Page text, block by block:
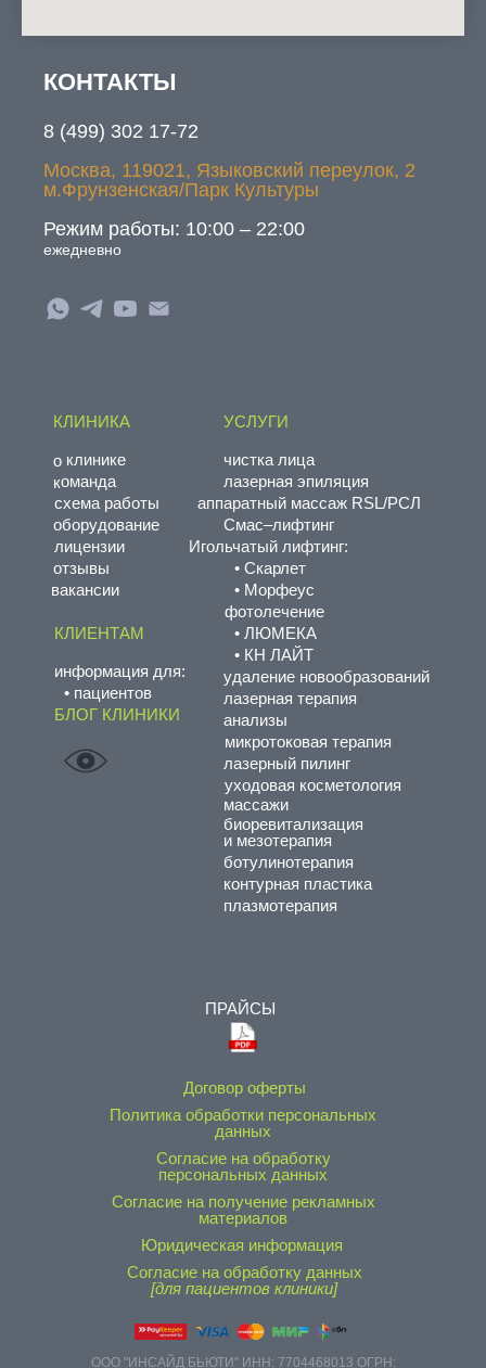
КОНТАКТЫ
8 (499) 302 17-72
Москва, 119021, Языковский переулок, 2
м.Фрунзенская/Парк Культуры
Режим работы: 10:00 – 22:00
ежедневно
• покупателей
КЛИЕНТАМ
лазерная эпиляция
УСЛУГИ
чистка лица
анализы
лазерная терапия
уходовая косметология
лазерный пилинг
Смас–лифтинг
микротоковая терапия
удаление новообразований
фотолечение
Игольчатый лифтинг:
• лица
• тела
КЛИНИКА
• волос
команда
схема работы
МАГАЗИН
оборудование
отзывы
лицензии
• шеи & декольте
Политика обработки персональных
данных
Согласие на получение рекламных
материалов
Согласие на обработку
персональных данных
Юридическая информация
косметика для:
о клинике
Договор оферты
БИОДОБАВКИ
биоревитализация
и мезотерапия
ботулинотерапия
контурная пластика
плазмотерапия
ООО "ИНСАЙД БЬЮТИ" ИНН: 7704468013 ОГРН:
ПРАЙСЫ
вакансии
• пациентов
информация для:
Согласие на обработку данных
[для пациентов клиники]
БЛОГ КЛИНИКИ
• Морфеус
• Скарлет
аппаратный массаж RSL/РСЛ
массажи
• КН ЛАЙТ
• ЛЮМЕКА